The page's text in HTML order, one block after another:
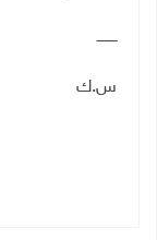
ـــــــــ
س.ك